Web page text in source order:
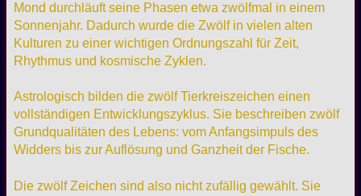
Mond durchläuft seine Phasen etwa zwölfmal in einem
Sonnenjahr. Dadurch wurde die Zwölf in vielen alten
Kulturen zu einer wichtigen Ordnungszahl für Zeit,
Rhythmus und kosmische Zyklen.
Astrologisch bilden die zwölf Tierkreiszeichen einen
vollständigen Entwicklungszyklus. Sie beschreiben zwölf
Grundqualitäten des Lebens: vom Anfangsimpuls des
Widders bis zur Auflösung und Ganzheit der Fische.
Die zwölf Zeichen sind also nicht zufällig gewählt. Sie